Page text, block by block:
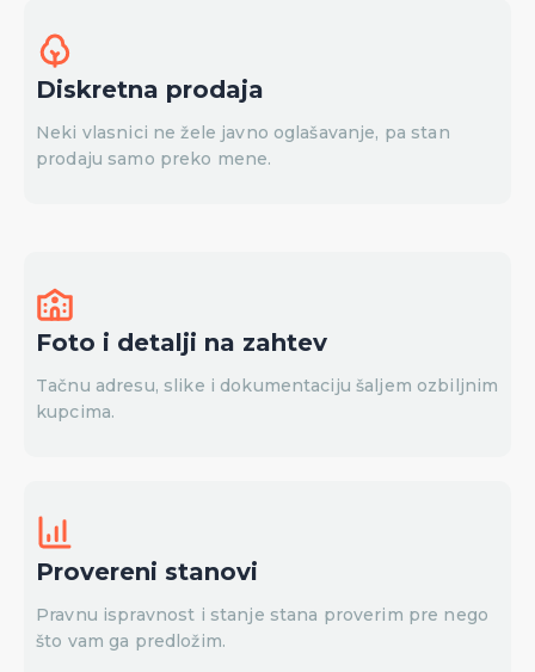
Diskretna prodaja
Neki vlasnici ne žele javno oglašavanje, pa stan
prodaju samo preko mene.
Foto i detalji na zahtev
Tačnu adresu, slike i dokumentaciju šaljem ozbiljnim
kupcima.
Provereni stanovi
Pravnu ispravnost i stanje stana proverim pre nego
što vam ga predložim.